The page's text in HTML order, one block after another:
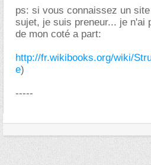
ps: si vous connaissez un
sujet, je suis preneur... je n'ai
de mon coté a part:
http://fr.wikibooks.org/wiki/
e)
-----